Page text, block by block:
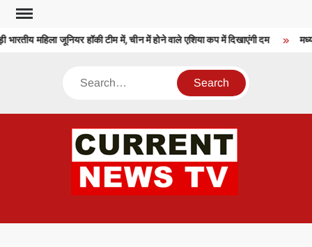
Skip
contentमहिला जूनियर हॉकी टीम में, चीन में होने वाले एशिया कप में दिखाएंगी दम
Search